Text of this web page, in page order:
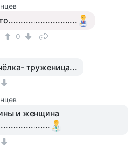
0
труженица...
и женщина